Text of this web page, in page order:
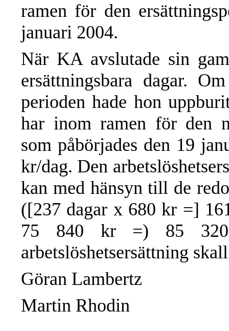
ramen för den
januari 2004.
När KA avslutade sin
ersättningsbara dagar.
perioden hade hon
har inom ramen för den
som påbörjades den 19
kr/dag. Den
kan med hänsyn till de
([237 dagar x 680 kr =]
75 840 kr =) 85 320
arbetslöshetsersättning
Göran Lambertz
Martin Rhodin